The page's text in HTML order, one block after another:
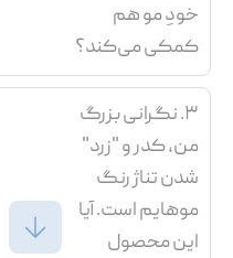
خودِ مو هم
کمکی می‌کند؟
۳. نگرانی بزرگ
من، کدر و "زرد"
شدن تناژ رنگ
موهایم است. آیا
این محصول